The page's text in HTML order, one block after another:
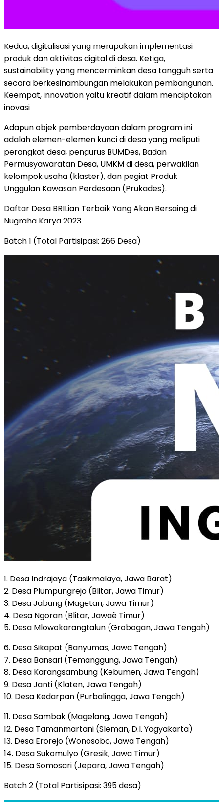
Kedua, digitalisasi yang merupakan implementasi
produk dan aktivitas digital di desa. Ketiga,
sustainability yang mencerminkan desa tangguh serta
secara berkesinambungan melakukan pembangunan.
Keempat, innovation yaitu kreatif dalam menciptakan
inovasi
Adapun objek pemberdayaan dalam program ini
adalah elemen-elemen kunci di desa yang meliputi
perangkat desa, pengurus BUMDes, Badan
Permusyawaratan Desa, UMKM di desa, perwakilan
kelompok usaha (klaster), dan pegiat Produk
Unggulan Kawasan Perdesaan (Prukades).
Daftar Desa BRILian Terbaik Yang Akan Bersaing di
Nugraha Karya 2023
Batch 1 (Total Partisipasi: 266 Desa)
1. Desa Indrajaya (Tasikmalaya, Jawa Barat)
2. Desa Plumpungrejo (Blitar, Jawa Timur)
3. Desa Jabung (Magetan, Jawa Timur)
4. Desa Ngoran (Blitar, Jawaë Timur)
5. Desa Mlowokarangtalun (Grobogan, Jawa Tengah)
6. Desa Sikapat (Banyumas, Jawa Tengah)
7. Desa Bansari (Temanggung, Jawa Tengah)
8. Desa Karangsambung (Kebumen, Jawa Tengah)
9. Desa Janti (Klaten, Jawa Tengah)
10. Desa Kedarpan (Purbalingga, Jawa Tengah)
11. Desa Sambak (Magelang, Jawa Tengah)
12. Desa Tamanmartani (Sleman, D.I. Yogyakarta)
13. Desa Erorejo (Wonosobo, Jawa Tengah)
14. Desa Sukomulyo (Gresik, Jawa Timur)
15. Desa Somosari (Jepara, Jawa Tengah)
Batch 2 (Total Partisipasi: 395 desa)